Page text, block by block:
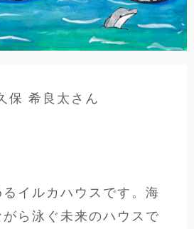
希良太さん
イルカハウスです。海
ら泳ぐ未来のハウスで